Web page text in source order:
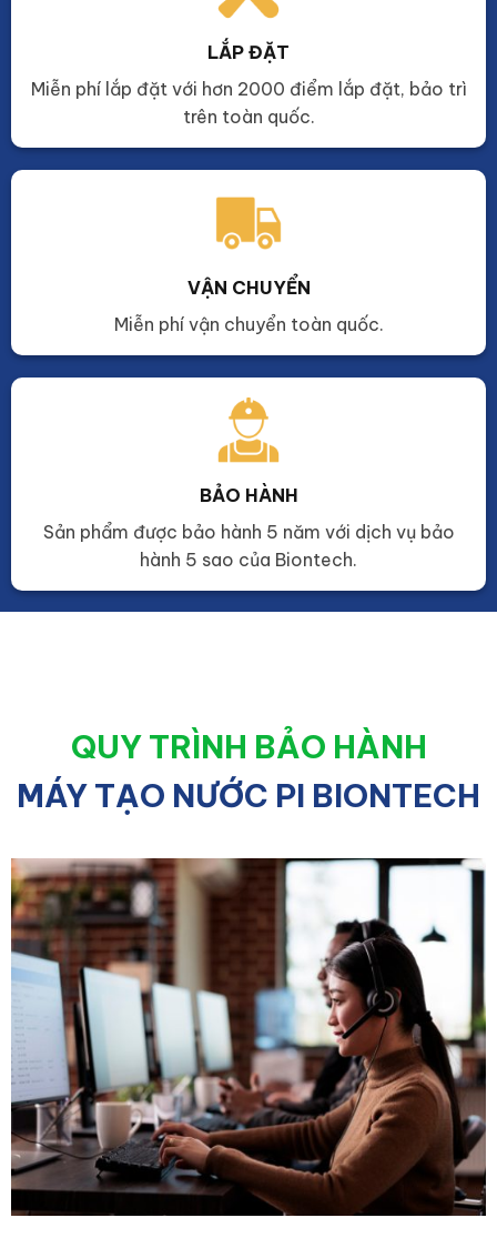
LẮP ĐẶT
Miễn phí lắp đặt với hơn 2000 điểm lắp đặt, bảo trì
trên toàn quốc.
VẬN CHUYỂN
Miễn phí vận chuyển toàn quốc.
BẢO HÀNH
Sản phẩm được bảo hành 5 năm với dịch vụ bảo
hành 5 sao của Biontech.
QUY TRÌNH BẢO HÀNH
MÁY TẠO NƯỚC PI BIONTECH